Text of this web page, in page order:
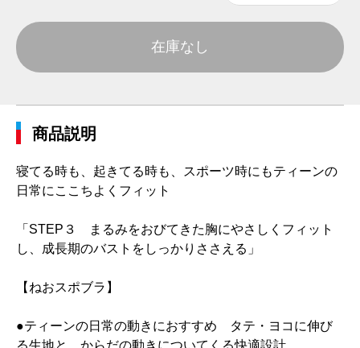
在庫なし
商品説明
寝てる時も、起きてる時も、スポーツ時にもティーンの
日常にここちよくフィット
「STEP３ まるみをおびてきた胸にやさしくフィット
し、成長期のバストをしっかりささえる」
【ねおスポブラ】
●ティーンの日常の動きにおすすめ タテ・ヨコに伸び
る生地と、からだの動きについてくる快適設計